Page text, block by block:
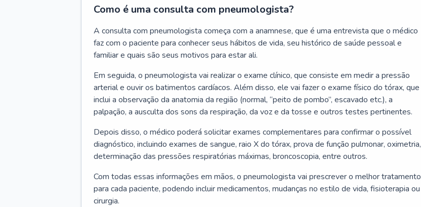
Como é uma consulta com pneumologista?
A consulta com pneumologista começa com a anamnese, que é uma entrevista que o médico
faz com o paciente para conhecer seus hábitos de vida, seu histórico de saúde pessoal e
familiar e quais são seus motivos para estar ali.
Em seguida, o pneumologista vai realizar o exame clínico, que consiste em medir a pressão
arterial e ouvir os batimentos cardíacos. Além disso, ele vai fazer o exame físico do tórax, que
inclui a observação da anatomia da região (normal, “peito de pombo”, escavado etc.), a
palpação, a ausculta dos sons da respiração, da voz e da tosse e outros testes pertinentes.
Depois disso, o médico poderá solicitar exames complementares para confirmar o possível
diagnóstico, incluindo exames de sangue, raio X do tórax, prova de função pulmonar, oximetria,
determinação das pressões respiratórias máximas, broncoscopia, entre outros.
Com todas essas informações em mãos, o pneumologista vai prescrever o melhor tratamento
para cada paciente, podendo incluir medicamentos, mudanças no estilo de vida, fisioterapia ou
cirurgia.